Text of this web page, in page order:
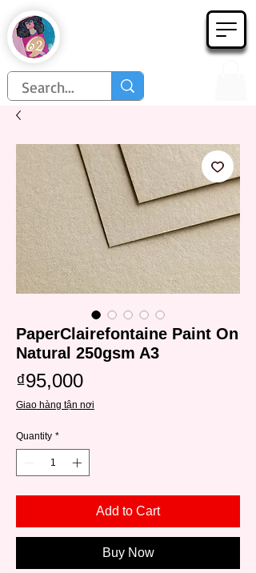
Họa Phẩm 62
PaperClairefontaine Paint On
Natural 250gsm A3
₫95,000Price
Giao hàng tận nơi
Quantity *
Add to Cart
Buy Now